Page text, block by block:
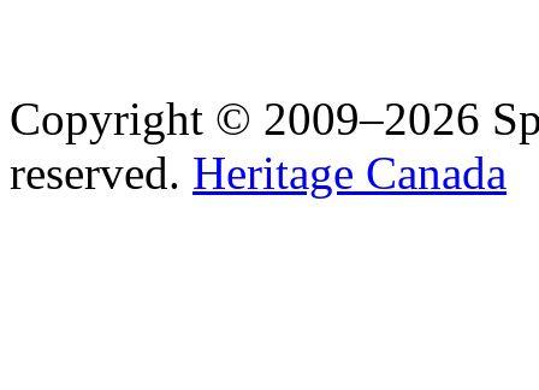
Copyright © 2009–2026
reserved. Heritage Canada